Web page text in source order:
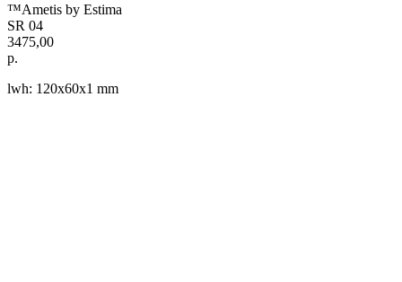
™Ametis by Estima
SR 04
3475,00
р.
lwh: 120x60x1 mm